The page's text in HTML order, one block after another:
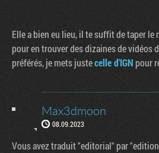
Elle a bien eu lieu, il te suffit de taper le
pour en trouver des dizaines de vidéos
préférés, je mets justecelle d'IGN pour
Max3dmoon
08.09.2023
Vous avez traduit "editorial" par